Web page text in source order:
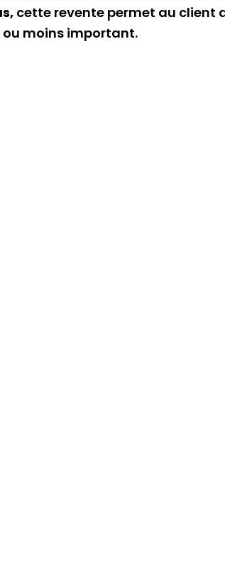
cette revente permet au client
moins important.